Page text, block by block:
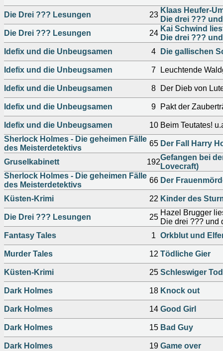
Die Drei ??? Lesungen 23
Klaas Heufer-
Die drei ???
Die Drei ??? Lesungen
24
Kai Schwind
Die drei ???
Idefix und die Unbeugsamen
4 Die gallischen
Idefix und die Unbeugsamen 7 Leuchtende
Idefix und die Unbeugsamen 8 Der Dieb von
Idefix und die Unbeugsamen 9 Pakt der
Idefix und die Unbeugsamen 10 Beim Teutates!
Sherlock Holmes - Die geheimen Fälle
des Meisterdetektivs
65 Der Fall Harry
Gruselkabinett 192
Gefangen bei
Lovecraft)
Sherlock Holmes - Die geheimen Fälle
des Meisterdetektivs
66 Der
Küsten-Krimi 22 Kinder des
Die Drei ??? Lesungen 25
Hazel Brugger
Die drei ??? und
Fantasy Tales
1 Orkblut und
Murder Tales 12 Tödliche Gier
Küsten-Krimi 25 Schleswiger
Dark Holmes 18 Knock out
Dark Holmes 14 Good Girl
Dark Holmes 15 Bad Guy
Dark Holmes 19 Game over